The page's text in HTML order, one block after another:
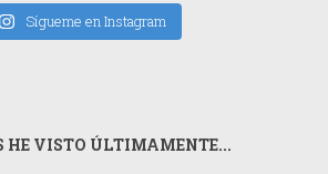
Sígueme en Instagram
HE VISTO ÚLTIMAMENTE...